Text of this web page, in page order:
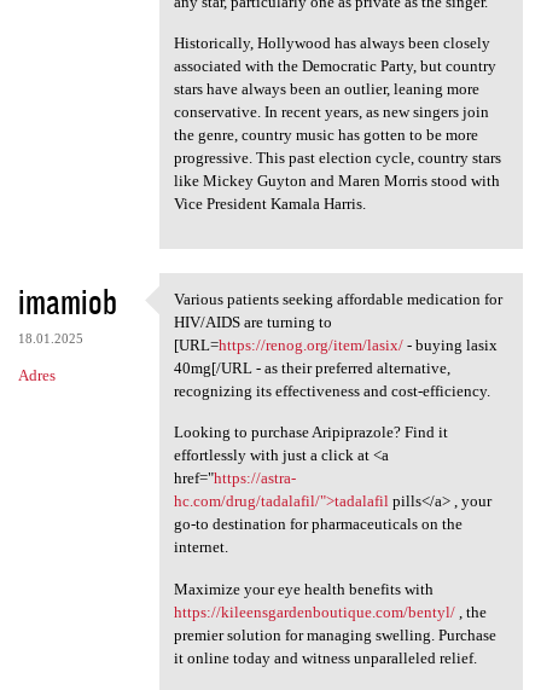
Historically, Hollywood has always been closely
associated with the Democratic Party, but country
stars have always been an outlier, leaning more
conservative. In recent years, as new singers join
the genre, country music has gotten to be more
progressive. This past election cycle, country stars
like Mickey Guyton and Maren Morris stood with
Vice President Kamala Harris.
imamiob
18.01.2025
Adres
Various patients seeking
Various patients seeking affordable medication for
HIV/AIDS are turning to
[URL=https://renog.org/item/lasix/- buying lasix
40mg[/URL - as their preferred alternative,
recognizing its effectiveness and cost-efficiency.
Looking to purchase Aripiprazole? Find it
effortlessly with just a click at <a
href="https://astra-
hc.com/drug/tadalafil/">tadalafilpills</a> , your
go-to destination for pharmaceuticals on the
internet.
Maximize your eye health benefits with
https://kileensgardenboutique.com/bentyl/, the
premier solution for managing swelling. Purchase
it online today and witness unparalleled relief.